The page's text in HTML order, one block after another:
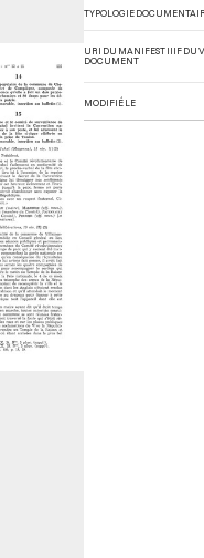
TYPOLOGIE
URI DU MANIFEST IIIF DU
DOCUMENT
MODIFIÉ LE